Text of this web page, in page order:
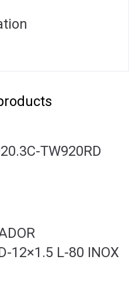
TW920RD
12×1.5 L-80 INOX